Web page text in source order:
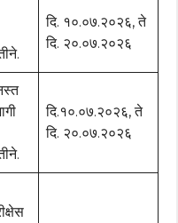
दि. १०.०७.२०२६, ते
दि. २०.०७.२०२६
दि.१०.०७.२०२६, ते
दि. २०.०७.२०२६